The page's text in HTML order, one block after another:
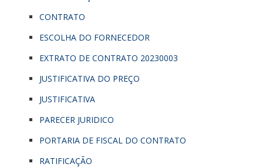
CONTRATO
ESCOLHA DO FORNECEDOR
EXTRATO DE CONTRATO 20230003
JUSTIFICATIVA DO PREÇO
JUSTIFICATIVA
PARECER JURIDICO
PORTARIA DE FISCAL DO CONTRATO
RATIFICAÇÃO